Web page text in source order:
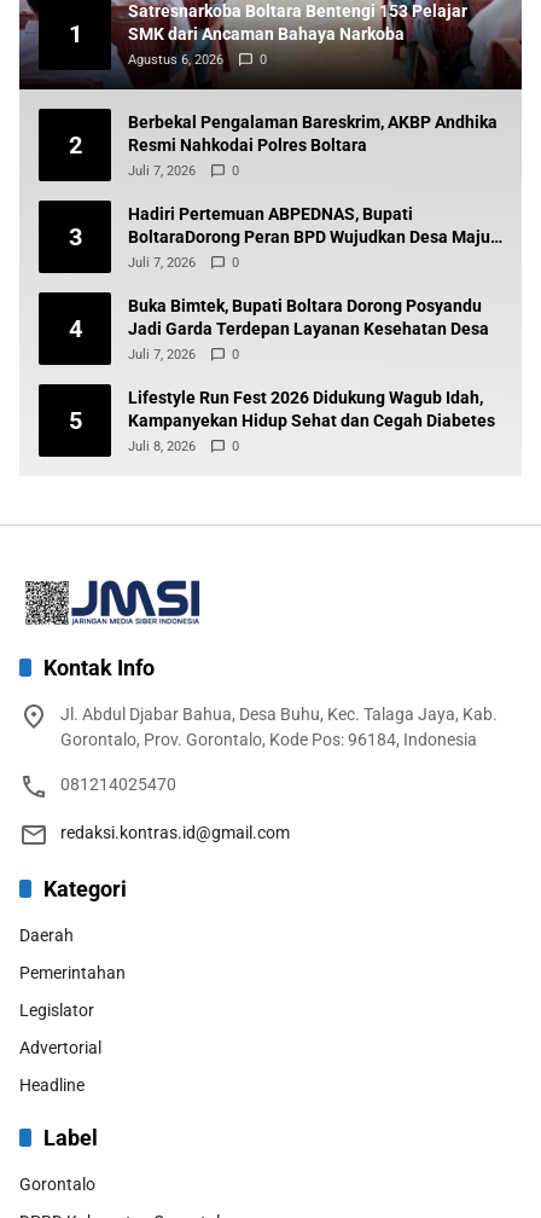
1
Satresnarkoba Boltara Bentengi 153 Pelajar
SMK dari Ancaman Bahaya Narkoba
Agustus 6, 2026 0
2
Berbekal Pengalaman Bareskrim, AKBP Andhika
Resmi Nahkodai Polres Boltara
Juli 7, 2026 0
3
Hadiri Pertemuan ABPEDNAS, Bupati
BoltaraDorong Peran BPD Wujudkan Desa Maju
dan Transparan
Juli 7, 2026 0
4
Buka Bimtek, Bupati Boltara Dorong Posyandu
Jadi Garda Terdepan Layanan Kesehatan Desa
Juli 7, 2026 0
5
Lifestyle Run Fest 2026 Didukung Wagub Idah,
Kampanyekan Hidup Sehat dan Cegah Diabetes
Juli 8, 2026 0
Kontak Info
Jl. Abdul Djabar Bahua, Desa Buhu, Kec. Talaga Jaya, Kab.
Gorontalo, Prov. Gorontalo, Kode Pos: 96184, Indonesia
081214025470
redaksi.kontras.id@gmail.com
Kategori
Daerah
Pemerintahan
Legislator
Advertorial
Headline
Label
Gorontalo